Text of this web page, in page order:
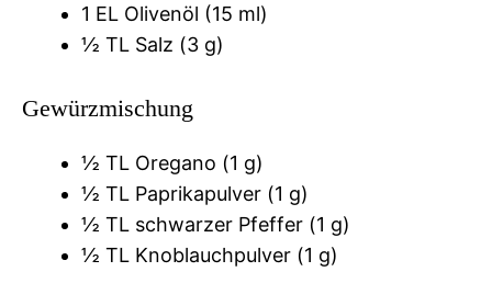
1 EL Olivenöl (15 ml)
½ TL Salz (3 g)
Gewürzmischung
½ TL Oregano (1 g)
½ TL Paprikapulver (1 g)
½ TL schwarzer Pfeffer (1 g)
½ TL Knoblauchpulver (1 g)